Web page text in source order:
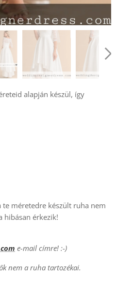
alapján készül, így
méretedre készült ruha nem
hibásan érkezik!
e-mail címre! :-)
nem a ruha tartozékai.